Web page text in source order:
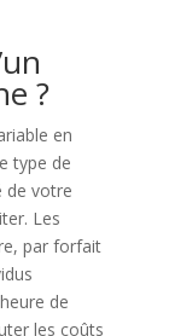
?
en
type de
de votre
Les
par forfait
de
les coûts